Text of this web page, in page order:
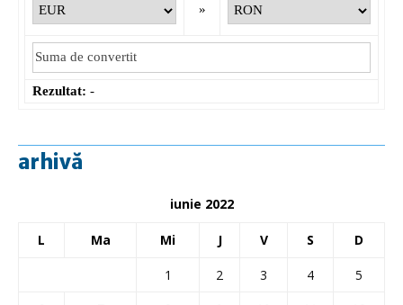
»
Rezultat: -
arhivă
iunie 2022
L Ma Mi J V S D
1 2 3 4
5